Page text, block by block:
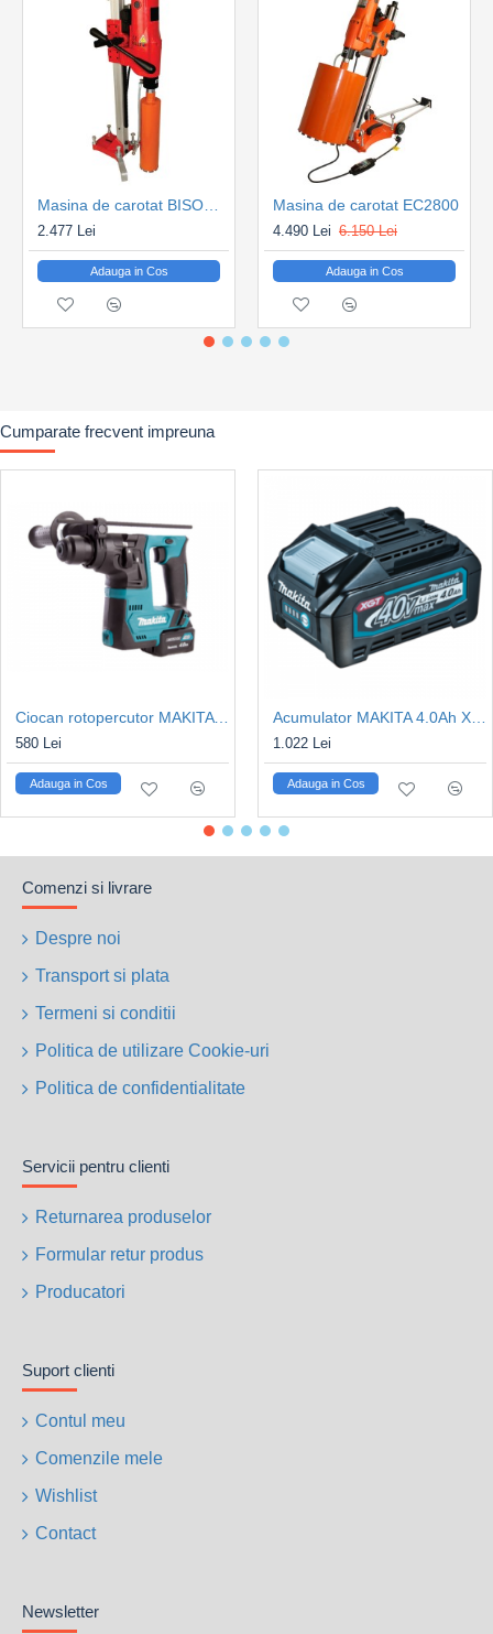
2.477 Lei
Adauga in Cos
Masina de carotat EC2800
4.490 Lei 6.150 Lei
Adauga in Cos
Cumparate frecvent impreuna
Ciocan rotopercutor MAKITA HR140DZ SDS-PLUS 12V 0,9J, Kit acumulatori
580 Lei
Adauga in Cos
1.022 Lei
Adauga in Cos
Comenzi si livrare
Despre noi
Transport si plata
Termeni si conditii
Politica de utilizare Cookie-uri
Politica de confidentialitate
Servicii pentru clienti
Returnarea produselor
Formular retur produs
Producatori
Suport clienti
Contul meu
Comenzile mele
Wishlist
Contact
Newsletter